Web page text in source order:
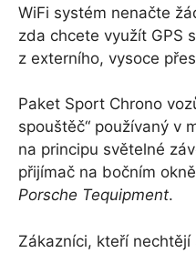
WiFi systém nenačte
zda chcete využít GPS
z externího, vysoce
Paket Sport Chrono
spouštěč“ používaný v
na principu světelné
přijímač na bočním
Porsche Tequipment.
Zákazníci, kteří nechtějí